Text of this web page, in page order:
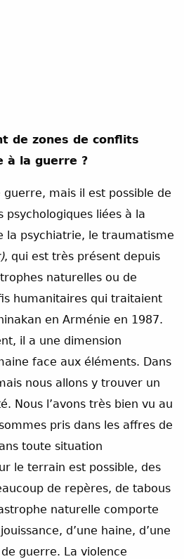
de zones de conflits
à la guerre ?
mais il est possible de
psychologiques liées à la
la psychiatrie, le traumatisme
, qui est très présent depuis
naturelles ou de
humanitaires qui traitaient
en Arménie en 1987.
il a une dimension
face aux éléments. Dans
nous allons y trouver un
Nous l’avons très bien vu au
pris dans les affres de
toute situation
le terrain est possible, des
de repères, de tabous
naturelle comporte
d’une haine, d’une
guerre. La violence